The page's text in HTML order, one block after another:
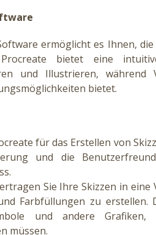
ermöglicht es Ihnen, die
bietet eine
und Illustrieren, während
bietet.
für das Erstellen von
und die
Sie Ihre Skizzen in eine
Farbfüllungen zu erstellen.
und andere
müssen.